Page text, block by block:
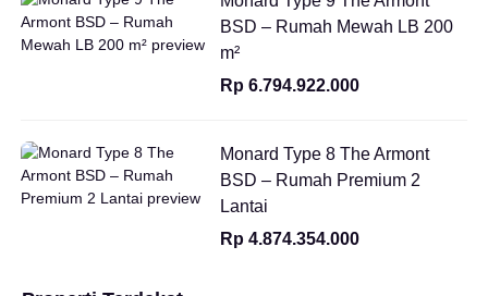
BSD – Rumah Mewah LB 200
m²
Rp 6.794.922.000
Monard Type 8 The Armont
BSD – Rumah Premium 2
Lantai
Rp 4.874.354.000